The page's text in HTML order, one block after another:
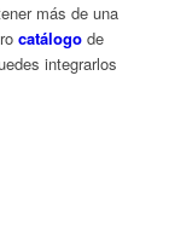
más de una
catálogode
integrarlos